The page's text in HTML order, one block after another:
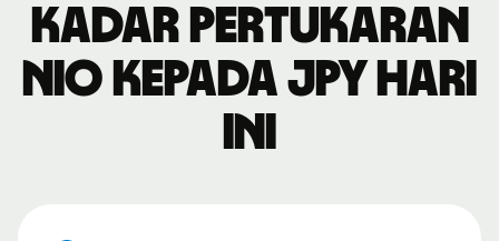
Kadar pertukaran
NIO kepada JPY hari
ini